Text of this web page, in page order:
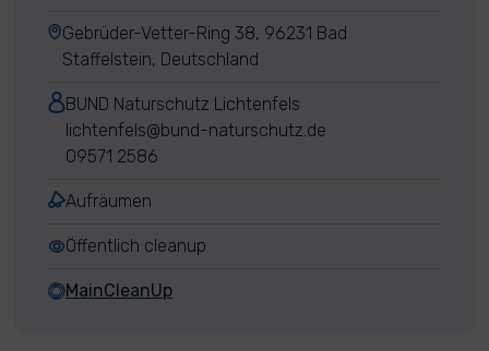
Gebrüder-Vetter-Ring 38, 96231 Bad
Staffelstein, Deutschland
BUND Naturschutz Lichtenfels
lichtenfels@bund-naturschutz.de
09571 2586
Aufräumen
Öffentlich cleanup
MainCleanUp